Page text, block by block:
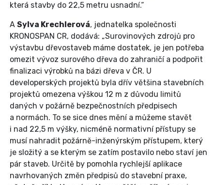
která stavby do 22,5 metru usnadní.“
A Sylva Krechlerová, jednatelka společnosti
KRONOSPAN CR, dodává: „Surovinových zdrojů pro
výstavbu dřevostaveb máme dostatek, je jen potřeba
omezit vývoz surového dřeva do zahraničí a podpořit
finalizaci výrobků na bázi dřeva v ČR. U
developerských projektů byla dřív většina stavebních
projektů omezena výškou 12 m z důvodu limitů
daných v požárně bezpečnostních předpisech
a normách. To se sice dnes mění a můžeme stavět
i nad 22,5 m výšky, nicméně normativní přístupy se
musí nahradit požárně-inženýrským přístupem, který
je složitý a se kterým se zatím postavilo nebo staví jen
pár staveb. Určitě by pomohla rychlejší aplikace
navrhovaných změn předpisů do stavební praxe,